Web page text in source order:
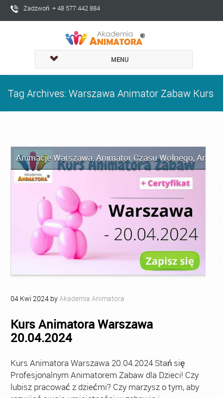
Zadzwoń + 48 577 442 884
MENU
Tag Archives: Warszawa Animator Zabaw Kurs
Animacje Warszawa,Animator Czasu Wolnego,
04 Kwi 2024 byAkademia Animatora
Kurs Animatora Warszawa
20.04.2024
Kurs Animatora Warszawa 20.04.2024 Stań się
Profesjonalnym Animatorem Zabaw dla Dzieci! Czy
lubisz pracować z dziećmi? Czy marzysz o tym, aby